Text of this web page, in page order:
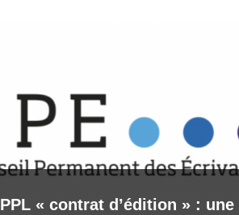
PPL « contrat d’édition » : une